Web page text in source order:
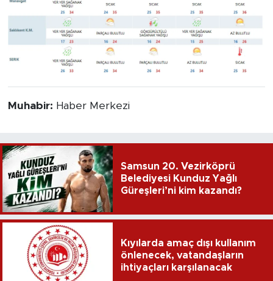
Muhabir: Haber Merkezi
Samsun 20. Vezirköprü
Belediyesi Kunduz Yağlı
Güreşleri’ni kim kazandı?
Kıyılarda amaç dışı kullanım
önlenecek, vatandaşların
ihtiyaçları karşılanacak